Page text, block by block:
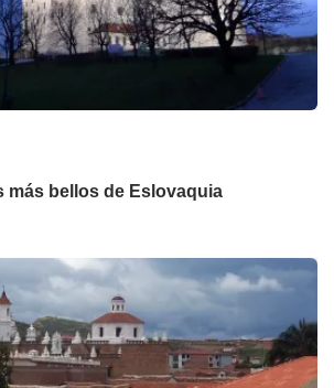
más bellos de Eslovaquia